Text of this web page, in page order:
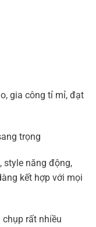
gia công tỉ mỉ, đạt
trọng
style năng động,
kết hợp với mọi
rất nhiều